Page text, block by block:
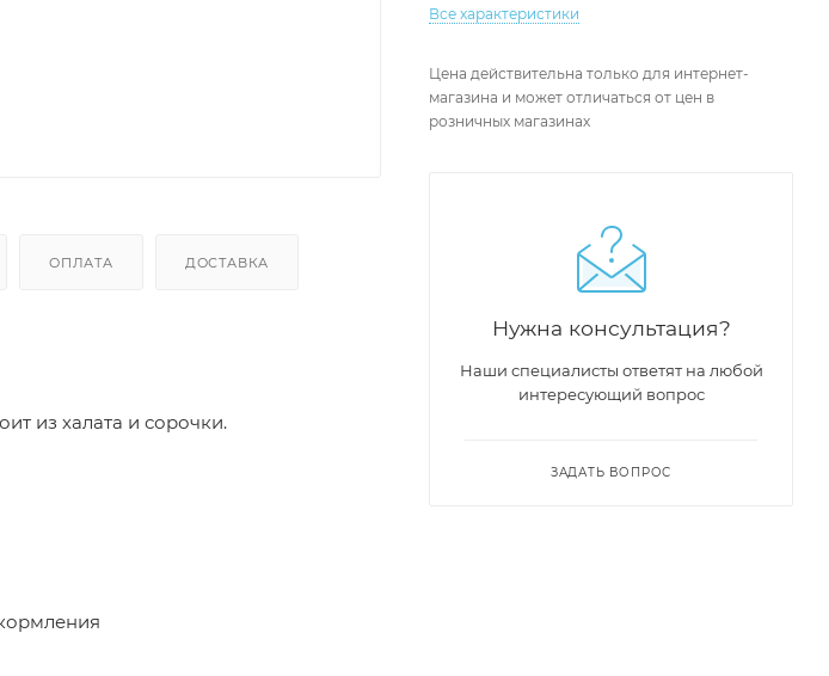
ОПЛАТА ДОСТАВКА
из халата и сорочки.
Все характеристики
Цена действительна только для интернет-
магазина и может отличаться от цен в
розничных магазинах
Нужна консультация?
Наши специалисты ответят на любой
интересующий вопрос
ЗАДАТЬ ВОПРОС